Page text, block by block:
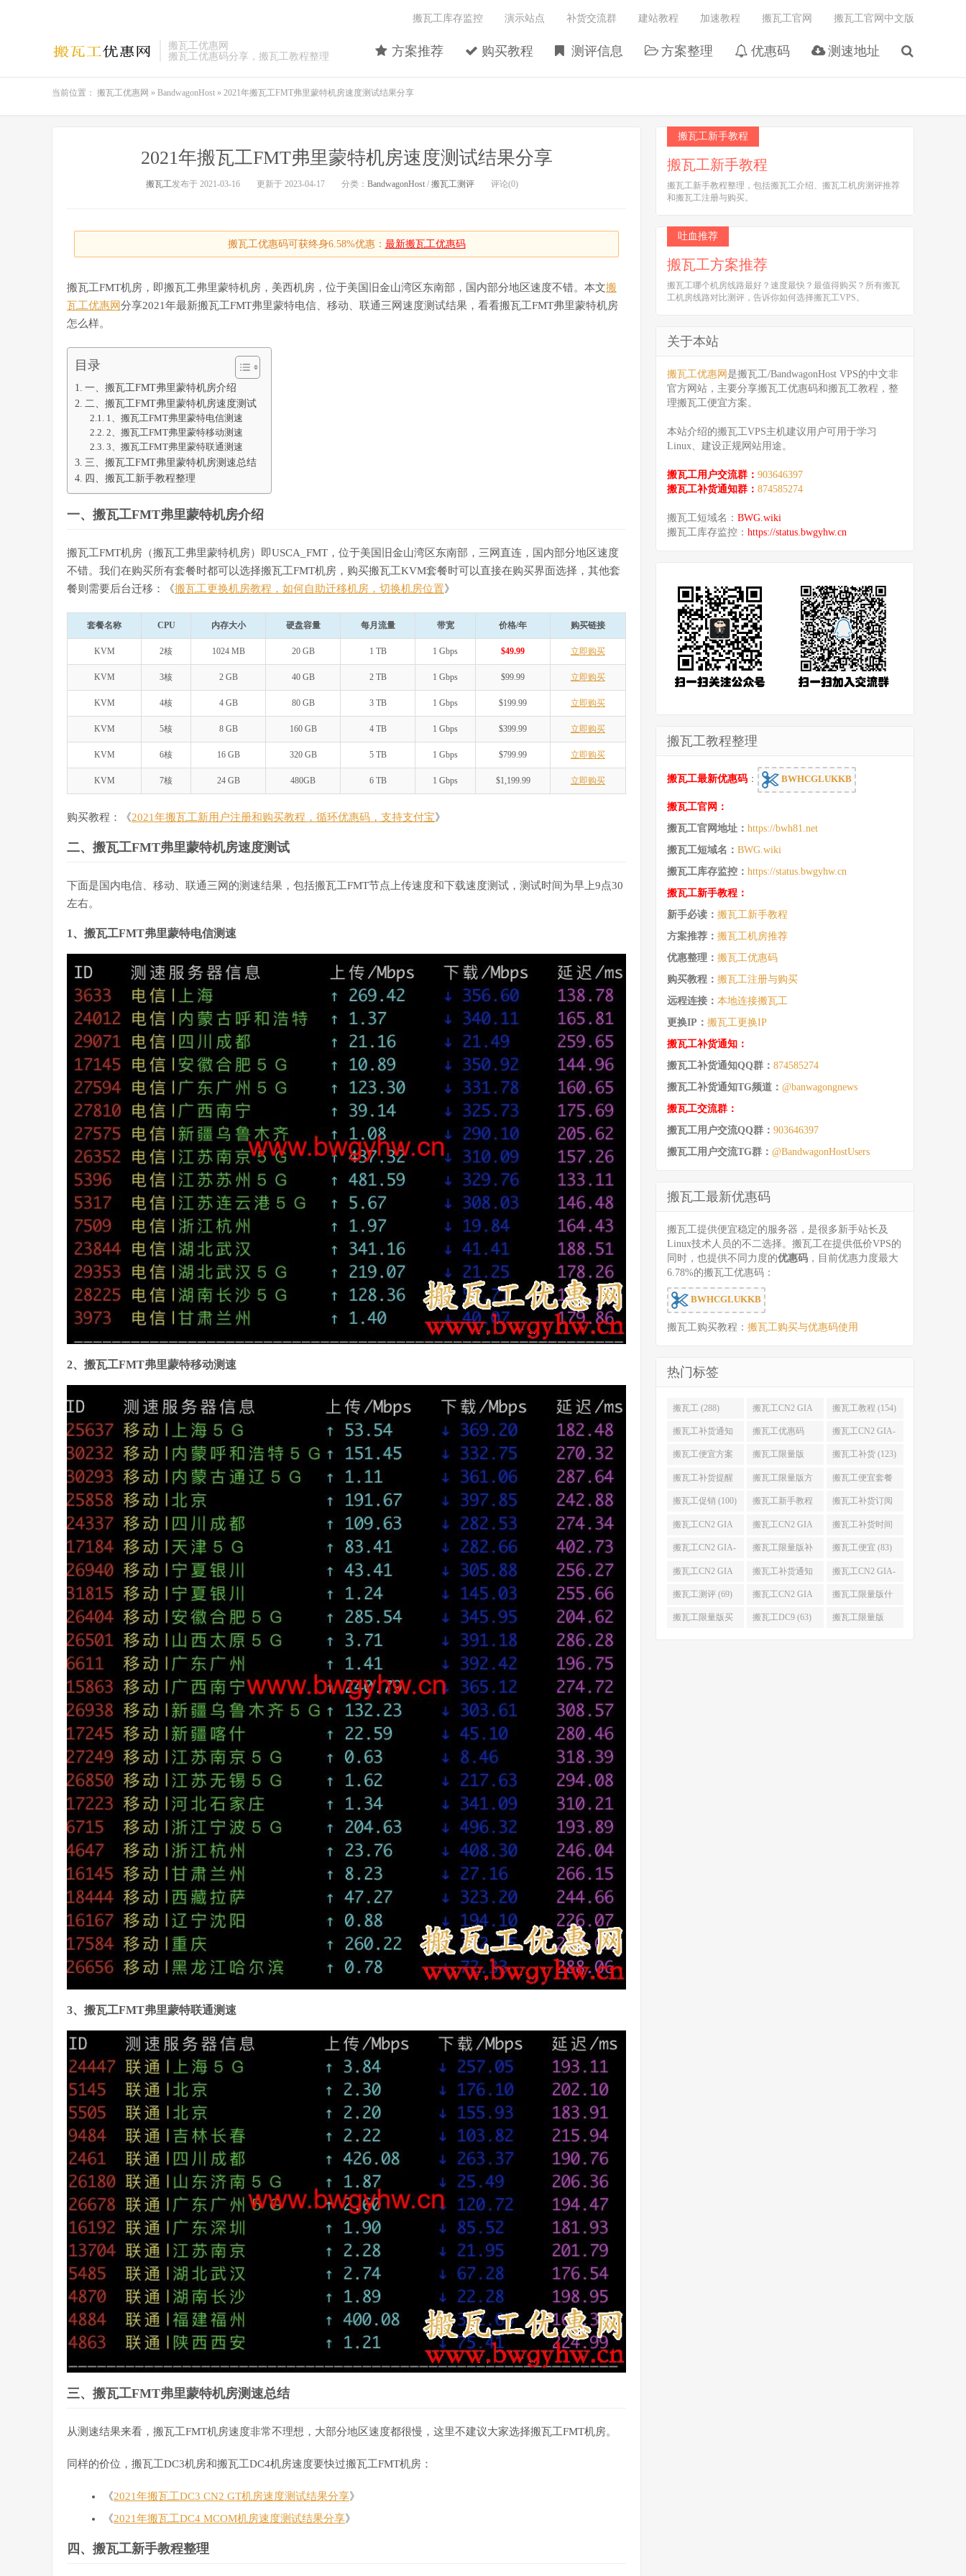
搬瓦工优惠网
搬瓦工优惠码分享，搬瓦工教程整理
方案推荐 购买教程 测评信息 方案整理 优惠码 测速地址
搬瓦工库存监控 演示站点 补货交流群 建站教程 加速教程 搬瓦工官网 搬瓦工官网中文版
当前位置： 搬瓦工优惠网 » BandwagonHost » 2021年搬瓦工FMT弗里蒙特机房速度测试结果分享
2021年搬瓦工FMT弗里蒙特机房速度测试结果分享
搬瓦工发布于 2021-03-16 更新于 2023-04-17 分类： BandwagonHost / 搬瓦工测评 评论(0)
搬瓦工优惠码可获终身6.58%优惠： 最新搬瓦工优惠码
搬瓦工FMT机房，即搬瓦工弗里蒙特机房，美西机房，位于美国旧金山湾区东南部，国内部分地区速度不错。本文搬
瓦工优惠网分享2021年最新搬瓦工FMT弗里蒙特电信、移动、联通三网速度测试结果，看看搬瓦工FMT弗里蒙特机房
怎么样。
目录
一、搬瓦工FMT弗里蒙特机房介绍
二、搬瓦工FMT弗里蒙特机房速度测试
1、搬瓦工FMT弗里蒙特电信测速
2、搬瓦工FMT弗里蒙特移动测速
3、搬瓦工FMT弗里蒙特联通测速
三、搬瓦工FMT弗里蒙特机房测速总结
四、搬瓦工新手教程整理
一、搬瓦工FMT弗里蒙特机房介绍
搬瓦工FMT机房（搬瓦工弗里蒙特机房）即USCA_FMT，位于美国旧金山湾区东南部，三网直连，国内部分地区速度
不错。我们在购买所有套餐时都可以选择搬瓦工FMT机房，购买搬瓦工KVM套餐时可以直接在购买界面选择，其他套
餐则需要后台迁移：《搬瓦工更换机房教程，如何自助迁移机房，切换机房位置》
套餐名称 CPU 内存大小 硬盘容量 每月流量 带宽 价格/年 购买链接
KVM 2核 1024 MB 20 GB 1 TB 1 Gbps $49.99 立即购买
KVM 3核 2 GB 40 GB 2 TB 1 Gbps $99.99 立即购买
KVM 4核 4 GB 80 GB 3 TB 1 Gbps $199.99 立即购买
KVM 5核 8 GB 160 GB 4 TB 1 Gbps $399.99 立即购买
KVM 6核 16 GB 320 GB 5 TB 1 Gbps $799.99 立即购买
KVM 7核 24 GB 480GB 6 TB 1 Gbps $1,199.99 立即购买
购买教程：《2021年搬瓦工新用户注册和购买教程，循环优惠码，支持支付宝》
二、搬瓦工FMT弗里蒙特机房速度测试
下面是国内电信、移动、联通三网的测速结果，包括搬瓦工FMT节点上传速度和下载速度测试，测试时间为早上9点30
左右。
1、搬瓦工FMT弗里蒙特电信测速
2、搬瓦工FMT弗里蒙特移动测速
3、搬瓦工FMT弗里蒙特联通测速
三、搬瓦工FMT弗里蒙特机房测速总结
从测速结果来看，搬瓦工FMT机房速度非常不理想，大部分地区速度都很慢，这里不建议大家选择搬瓦工FMT机房。
同样的价位，搬瓦工DC3机房和搬瓦工DC4机房速度要快过搬瓦工FMT机房：
《2021年搬瓦工DC3 CN2 GT机房速度测试结果分享》
《2021年搬瓦工DC4 MCOM机房速度测试结果分享》
四、搬瓦工新手教程整理
搬瓦工新手教程
搬瓦工新手教程
搬瓦工新手教程整理，包括搬瓦工介绍、搬瓦工机房测评推荐
和搬瓦工注册与购买。
吐血推荐
搬瓦工方案推荐
搬瓦工哪个机房线路最好？速度最快？最值得购买？所有搬瓦
工机房线路对比测评，告诉你如何选择搬瓦工VPS。
关于本站
搬瓦工优惠网 是搬瓦工/BandwagonHost VPS的中文非
官方网站，主要分享搬瓦工优惠码和搬瓦工教程，整
理搬瓦工便宜方案。
本站介绍的搬瓦工VPS主机建议用户可用于学习
Linux、建设正规网站用途。
搬瓦工用户交流群： 903646397
搬瓦工补货通知群： 874585274
搬瓦工短域名： BWG.wiki
搬瓦工库存监控： https://status.bwgyhw.cn
搬瓦工教程整理
搬瓦工最新优惠码 ： BWHCGLUKKB
搬瓦工官网：
搬瓦工官网地址： https://bwh81.net
搬瓦工短域名： BWG.wiki
搬瓦工库存监控： https://status.bwgyhw.cn
搬瓦工新手教程：
新手必读： 搬瓦工新手教程
方案推荐： 搬瓦工机房推荐
优惠整理： 搬瓦工优惠码
购买教程： 搬瓦工注册与购买
远程连接： 本地连接搬瓦工
更换IP： 搬瓦工更换IP
搬瓦工补货通知：
搬瓦工补货通知QQ群： 874585274
搬瓦工补货通知TG频道： @banwagongnews
搬瓦工交流群：
搬瓦工用户交流QQ群： 903646397
搬瓦工用户交流TG群： @BandwagonHostUsers
搬瓦工最新优惠码
搬瓦工提供便宜稳定的服务器，是很多新手站长及
Linux技术人员的不二选择。搬瓦工在提供低价VPS的
同时，也提供不同力度的优惠码 ，目前优惠力度最大
6.78%的搬瓦工优惠码：
BWHCGLUKKB
搬瓦工购买教程： 搬瓦工购买与优惠码使用
热门标签
搬瓦工 (288) 搬瓦工CN2 GIA
(176)
搬瓦工教程 (154)
搬瓦工补货通知
(132)
搬瓦工优惠码
(131)
搬瓦工CN2 GIA-
E (130)
搬瓦工便宜方案
(128)
搬瓦工限量版
(126)
搬瓦工补货 (123)
搬瓦工补货提醒
(106)
搬瓦工限量版方
案 (106)
搬瓦工便宜套餐
(103)
搬瓦工促销 (100) 搬瓦工新手教程
(98)
搬瓦工补货订阅
(98)
搬瓦工CN2 GIA
便宜方案 (92)
搬瓦工CN2 GIA
限量版 (90)
搬瓦工补货时间
(89)
搬瓦工CN2 GIA-
E限量版 (84)
搬瓦工限量版补
货 (84)
搬瓦工便宜 (83)
搬瓦工CN2 GIA
优惠 (82)
搬瓦工补货通知
QQ群 (76)
搬瓦工CN2 GIA-
E便宜套餐 (76)
搬瓦工测评 (69) 搬瓦工CN2 GIA
限量版补货 (67)
搬瓦工限量版什
么时候补货 (67)
搬瓦工限量版买 搬瓦工DC9 (63) 搬瓦工限量版